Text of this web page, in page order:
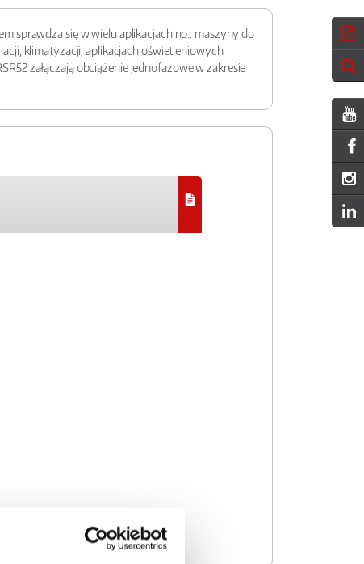
sprawdza się w wielu aplikacjach np.: maszyny do
klimatyzacji, aplikacjach oświetleniowych.
załączają obciążenie jednofazowe w zakresie